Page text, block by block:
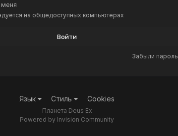
на общедоступных компьютерах
Войти
Забыли
Язык Стиль Cookies
Планета Deus Ex
Powered by Invision Community